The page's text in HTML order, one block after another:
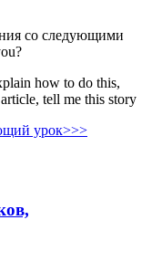
со следующими
how to do this,
tell me this story
урок>>>